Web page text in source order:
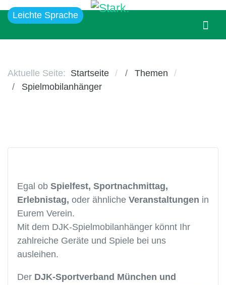
Leichte Sprache
Aktuelle Seite: Startseite
Themen
Spielmobilanhänger
Egal ob Spielfest, Sportnachmittag,
Erlebnistag, oder ähnliche Veranstaltungen in
Eurem Verein.
Mit dem DJK-Spielmobilanhänger könnt Ihr
zahlreiche Geräte und Spiele bei uns
ausleihen.
Der DJK-Sportverband München und